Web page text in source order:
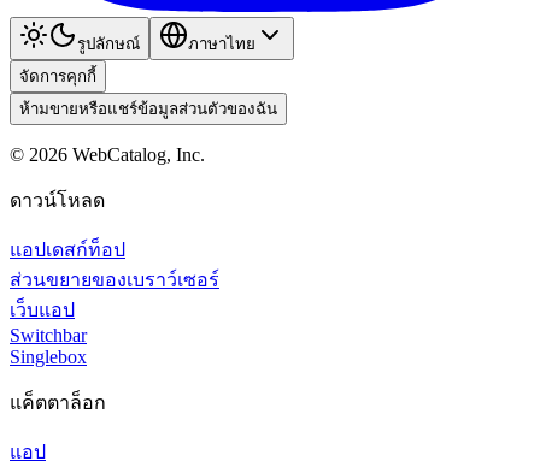
รูปลักษณ์
ภาษาไทย
จัดการคุกกี้
ห้ามขายหรือแชร์ข้อมูลส่วนตัวของฉัน
© 2026 WebCatalog, Inc.
ดาวน์โหลด
แอปเดสก์ท็อป
ส่วนขยายของเบราว์เซอร์
เว็บแอป
Switchbar
Singlebox
แค็ตตาล็อก
แอป